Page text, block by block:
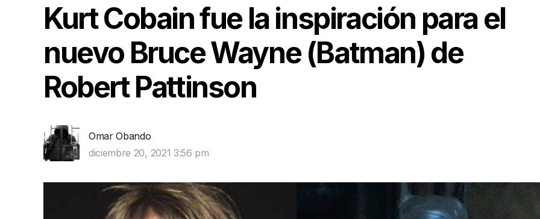
Kurt Cobain fue la inspiración para el
nuevo Bruce Wayne (Batman) de
Robert Pattinson
Omar Obando
diciembre 20, 2021 3:56 pm